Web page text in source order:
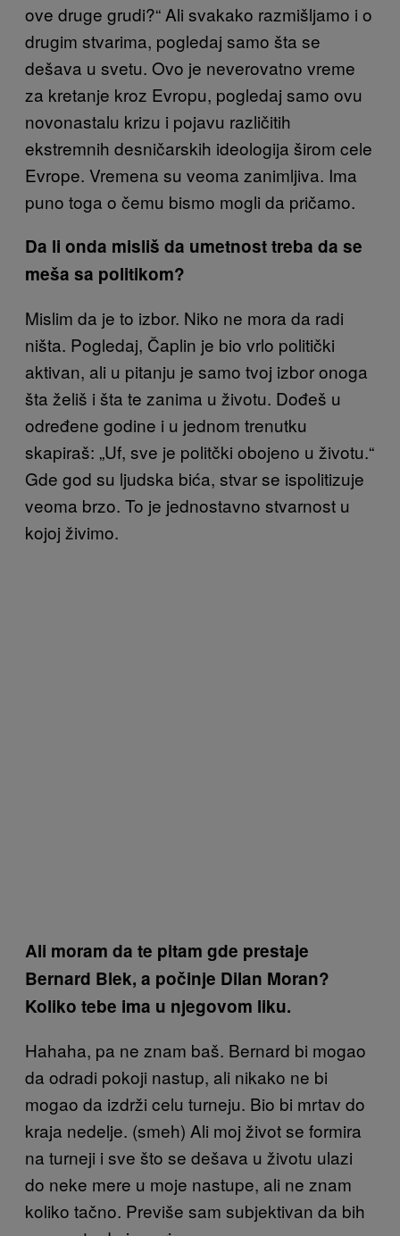
ove druge grudi?“ Ali svakako razmišljamo i o
drugim stvarima, pogledaj samo šta se
dešava u svetu. Ovo je neverovatno vreme
za kretanje kroz Evropu, pogledaj samo ovu
novonastalu krizu i pojavu različitih
ekstremnih desničarskih ideologija širom cele
Evrope. Vremena su veoma zanimljiva. Ima
puno toga o čemu bismo mogli da pričamo.
Da li onda misliš da umetnost treba da se
meša sa politikom?
Mislim da je to izbor. Niko ne mora da radi
ništa. Pogledaj, Čaplin je bio vrlo politički
aktivan, ali u pitanju je samo tvoj izbor onoga
šta želiš i šta te zanima u životu. Dođeš u
određene godine i u jednom trenutku
skapiraš: „Uf, sve je politčki obojeno u životu.“
Gde god su ljudska bića, stvar se ispolitizuje
veoma brzo. To je jednostavno stvarnost u
kojoj živimo.
Ali moram da te pitam gde prestaje
Bernard Blek, a počinje Dilan Moran?
Koliko tebe ima u njegovom liku.
Hahaha, pa ne znam baš. Bernard bi mogao
da odradi pokoji nastup, ali nikako ne bi
mogao da izdrži celu turneju. Bio bi mrtav do
kraja nedelje. (smeh) Ali moj život se formira
na turneji i sve što se dešava u životu ulazi
do neke mere u moje nastupe, ali ne znam
koliko tačno. Previše sam subjektivan da bih